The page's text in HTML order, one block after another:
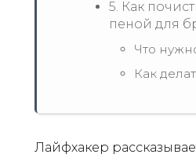
5. Как
пеной для
Что
Как
Лайфхакер